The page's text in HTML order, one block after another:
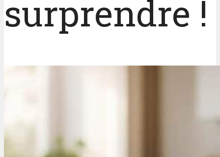
surprendre !